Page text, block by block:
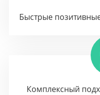
Быстрые
Комплексный